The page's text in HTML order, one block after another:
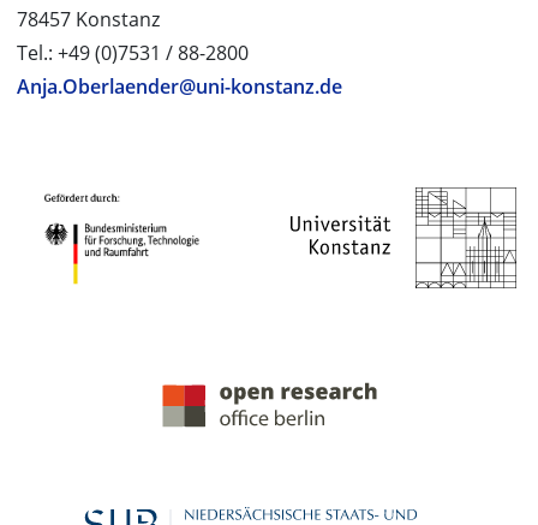
78457 Konstanz
Tel.: +49 (0)7531 / 88-2800
Anja.Oberlaender@uni-konstanz.de